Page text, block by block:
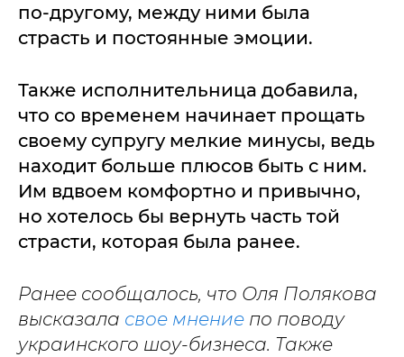
по-другому, между ними была
страсть и постоянные эмоции.
Также исполнительница добавила,
что со временем начинает прощать
своему супругу мелкие минусы, ведь
находит больше плюсов быть с ним.
Им вдвоем комфортно и привычно,
но хотелось бы вернуть часть той
страсти, которая была ранее.
Ранее сообщалось, что Оля Полякова
высказала свое мнение по поводу
украинского шоу-бизнеса. Также